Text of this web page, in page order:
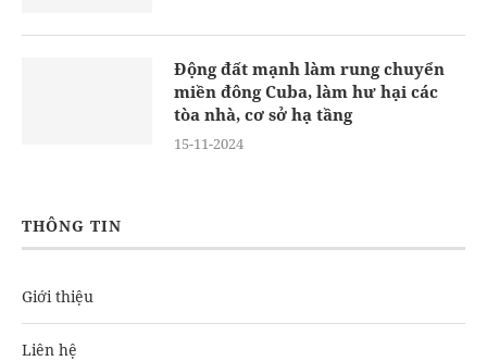
Động đất mạnh làm rung chuyển
miền đông Cuba, làm hư hại các
tòa nhà, cơ sở hạ tầng
15-11-2024
THÔNG TIN
Giới thiệu
Liên hệ